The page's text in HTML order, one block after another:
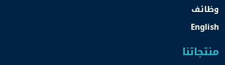
وظائف
English
منتجاتنا